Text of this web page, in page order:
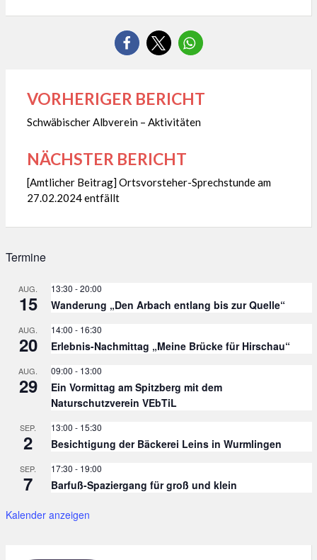
Beitragsnavigation
VORHERIGER BERICHT
Schwäbischer Albverein – Aktivitäten
NÄCHSTER BERICHT
[Amtlicher Beitrag] Ortsvorsteher-Sprechstunde am
27.02.2024 entfällt
Termine
AUG.
15
13:30 -20:00
Wanderung „Den Arbach entlang bis zur Quelle“
AUG.
20
14:00 - 16:30
Erlebnis-Nachmittag „Meine Brücke für Hirschau“
AUG.
29
09:00 - 13:00
Ein Vormittag am Spitzberg mit dem
Naturschutzverein VEbTiL
SEP.
2
13:00 - 15:30
Besichtigung der Bäckerei Leins in Wurmlingen
SEP.
7
17:30 - 19:00
Barfuß-Spaziergang für groß und klein
Kalender anzeigen